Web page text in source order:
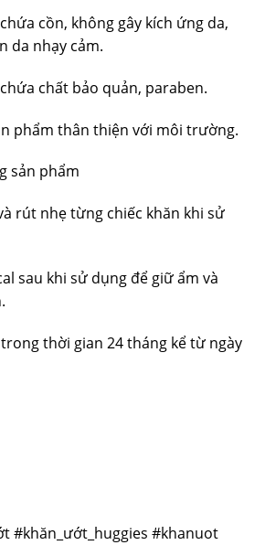
cồn, không gây kích ứng da,
da nhạy cảm.
chất bảo quản, paraben.
phẩm thân thiện với môi trường.
sản phẩm
rút nhẹ từng chiếc khăn khi sử
sau khi sử dụng để giữ ẩm và
thời gian 24 tháng kể từ ngày
#khăn_ướt_huggies #khanuot